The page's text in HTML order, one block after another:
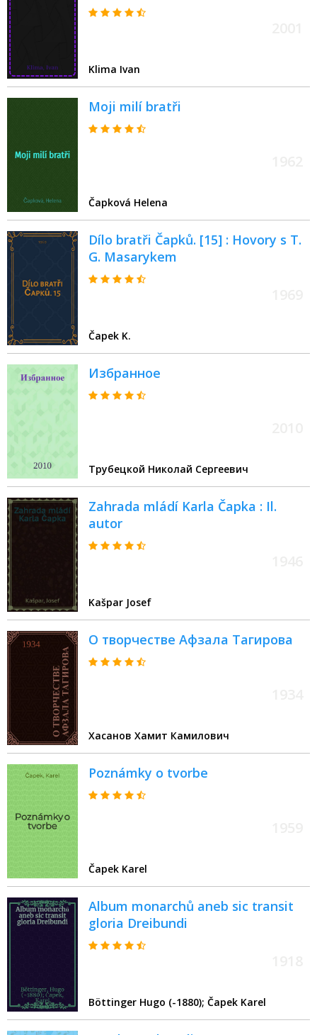
Klima Ivan
Moji milí bratři
Čapková Helena
Dílo bratři Čapků. [15] : Hovory s T.
G. Masarykem
Čapek K.
Избранное
Трубецкой Николай Сергеевич
Zahrada mládí Karla Čapka : Il.
autor
Kašpar Josef
О творчестве Афзала Тагирова
Хасанов Хамит Камилович
Poznámky o tvorbe
Čapek Karel
Album monarchů aneb sic transit
gloria Dreibundi
Böttinger Hugo (-1880); Čapek Karel